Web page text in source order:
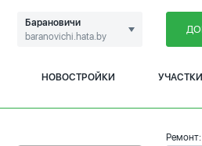
Барановичи
baranovichi.hata.by
НОВОСТРОЙКИ УЧАСТКИ
Ремонт: